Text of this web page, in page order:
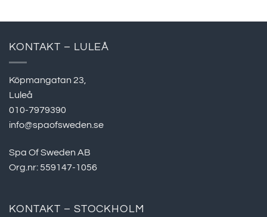
KONTAKT – LULEÅ
Köpmangatan 23,
Luleå
010-7979390
info@spaofsweden.se
Spa Of Sweden AB
Org.nr: 559147-1056
KONTAKT – STOCKHOLM